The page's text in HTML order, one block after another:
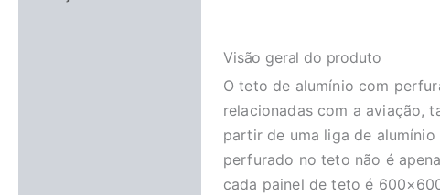
Visão geral do produto
O teto de alumínio com
relacionadas com a aviação,
partir de uma liga de
perfurado no teto não é
cada painel de teto é